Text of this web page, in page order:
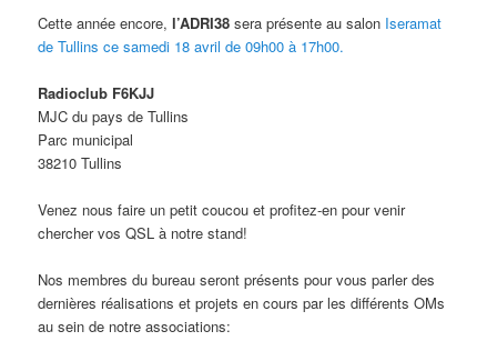
Cette année encore,l’ADRI38 sera présente au salon Iseramat
de Tullins ce samedi 18 avrilde 09h00 à 17h00.
Radioclub F6KJJ
MJC du pays de Tullins
Parc municipal
38210 Tullins
Venez nous faire un petit coucou et profitez-en pour venir
chercher vos QSL à notre stand!
Nos membres du bureau seront présents pour vous parler des
dernières réalisations et projets en cours par les différents OMs
au sein de notre associations: